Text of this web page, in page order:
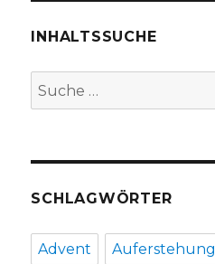
INHALTSSUCHE
Suche
nach:
SCHLAGWÖRTER
Advent Auferstehung